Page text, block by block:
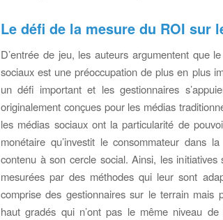
Le défi de la mesure du ROI sur
D’entrée de jeu, les auteurs argumentent que
sociaux est une préoccupation de plus en plus
un défi important et les gestionnaires
originalement conçues pour les médias
les médias sociaux ont la particularité de
monétaire qu’investit le consommateur dans
contenu à son cercle social. Ainsi, les
mesurées par des méthodes qui leur sont
comprise des gestionnaires sur le terrain mais
haut gradés qui n’ont pas le même niveau